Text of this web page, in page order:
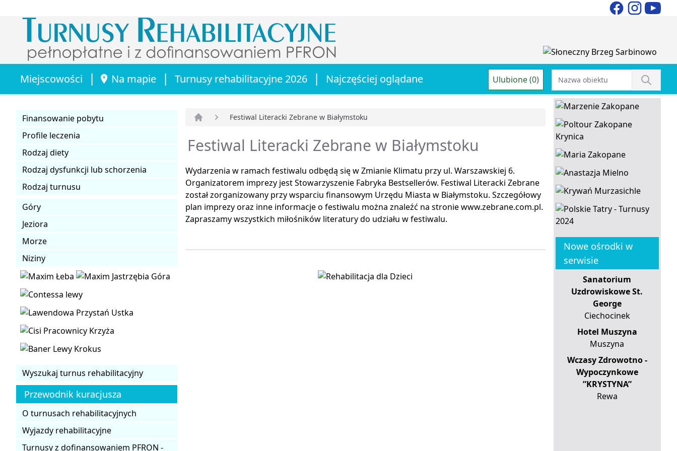
Miejscowości | Na mapie | Turnusy rehabilitacyjne 2026 | Najczęściej oglądane Ulubione (0)
Finansowanie pobytu
Profile leczenia
Rodzaj diety
Rodzaj dysfunkcji lub schorzenia
Rodzaj turnusu
Góry
Jeziora
Morze
Niziny
Wyszukaj turnus rehabilitacyjny
Przewodnik kuracjusza
O turnusach rehabilitacyjnych
Wyjazdy rehabilitacyjne
Turnusy z dofinansowaniem PFRON -
Festiwal Literacki Zebrane w Białymstoku
Festiwal Literacki Zebrane w Białymstoku
Wydarzenia w ramach festiwalu odbędą się w Zmianie Klimatu przy ul. Warszawskiej 6.
Organizatorem imprezy jest Stowarzyszenie Fabryka Bestsellerów. Festiwal Literacki Zebrane
został zorganizowany przy wsparciu finansowym Urzędu Miasta w Białymstoku. Szczegółowy
plan imprezy oraz inne informacje o festiwalu można znaleźć na stronie www.zebrane.com.pl.
Zapraszamy wszystkich miłośników literatury do udziału w festiwalu.
Nowe ośrodki w
serwisie
Sanatorium
Uzdrowiskowe St.
George
Ciechocinek
Hotel Muszyna
Muszyna
Wczasy Zdrowotno -
Wypoczynkowe
”KRYSTYNA”
Rewa